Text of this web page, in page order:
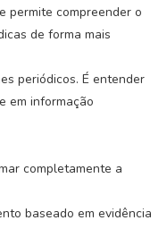
permite compreender o
de forma mais
periódicos. É entender
em informação
completamente a
baseado em evidência